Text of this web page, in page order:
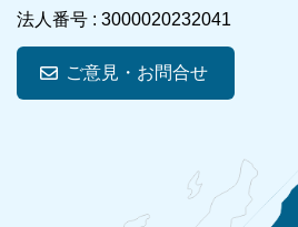
法人番号 : 3000020232041
ご意見・お問合せ